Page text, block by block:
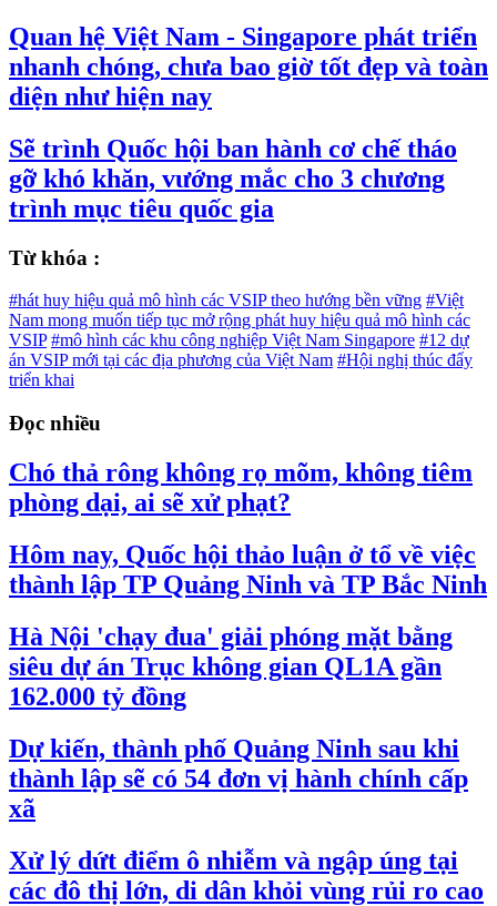
Quan hệ Việt Nam - Singapore phát triển
nhanh chóng, chưa bao giờ tốt đẹp và toàn
diện như hiện nay
Sẽ trình Quốc hội ban hành cơ chế tháo
gỡ khó khăn, vướng mắc cho 3 chương
trình mục tiêu quốc gia
Từ khóa :
#hát huy hiệu quả mô hình các VSIP theo hướng bền vững #Việt
Nam mong muốn tiếp tục mở rộng phát huy hiệu quả mô hình các
VSIP #mô hình các khu công nghiệp Việt Nam Singapore #12 dự
án VSIP mới tại các địa phương của Việt Nam #Hội nghị thúc đẩy
triển khai
Đọc nhiều
Chó thả rông không rọ mõm, không tiêm
phòng dại, ai sẽ xử phạt?
Hôm nay, Quốc hội thảo luận ở tổ về việc
thành lập TP Quảng Ninh và TP Bắc Ninh
Hà Nội 'chạy đua' giải phóng mặt bằng
siêu dự án Trục không gian QL1A gần
162.000 tỷ đồng
Dự kiến, thành phố Quảng Ninh sau khi
thành lập sẽ có 54 đơn vị hành chính cấp
xã
Xử lý dứt điểm ô nhiễm và ngập úng tại
các đô thị lớn, di dân khỏi vùng rủi ro cao